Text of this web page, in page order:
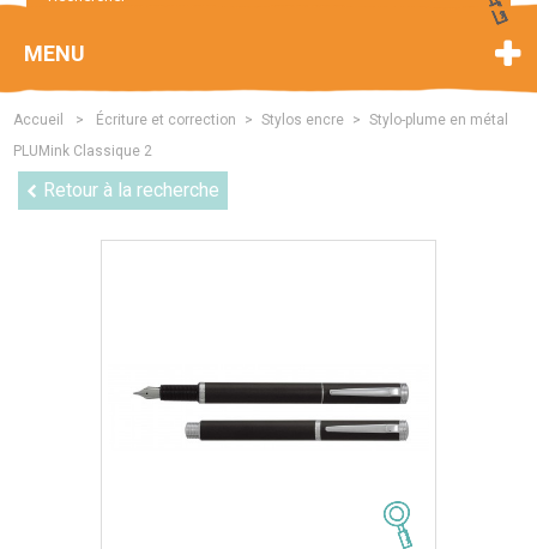
MENU
Accueil > Écriture et correction > Stylos encre > Stylo-plume en métal
PLUMink Classique 2
Retour à la recherche